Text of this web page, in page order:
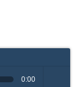
0:00